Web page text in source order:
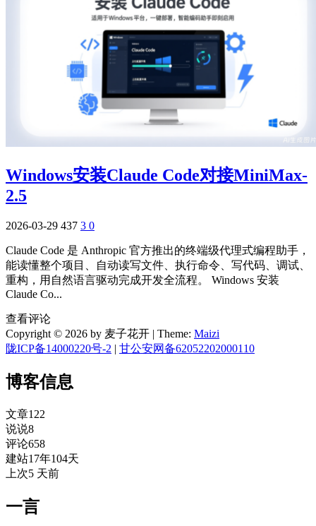
Windows安装Claude Code对接MiniMax-
2.5
2026-03-29 437 3 0
Claude Code 是 Anthropic 官方推出的终端级代理式编程助手，
能读懂整个项目、自动读写文件、执行命令、写代码、调试、
重构，用自然语言驱动完成开发全流程。 Windows 安装
Claude Co...
查看评论
Copyright © 2026 by 麦子花开 | Theme: Maizi
陇ICP备14000220号-2 | 甘公安网备62052202000110
博客信息
文章122
说说8
评论658
建站17年104天
上次5 天前
一言